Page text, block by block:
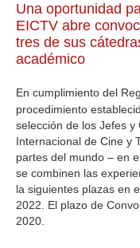
Una oportunidad
EICTV abre
tres de sus
académico
En cumplimiento del
procedimiento
selección de los Jefes
Internacional de Cine y
partes del mundo – en
se combinen las
la siguientes plazas en
2022. El plazo de
2020.